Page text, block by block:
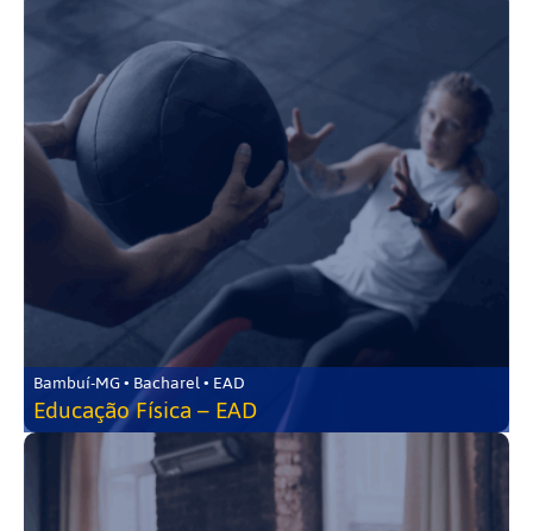
Bambuí-MG • Bacharel • EAD
Educação Física – EAD